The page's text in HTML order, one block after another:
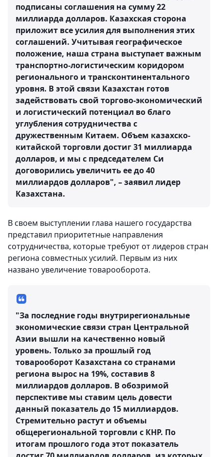
подписаны соглашения на сумму 22
миллиарда долларов. Казахская сторона
приложит все усилия для выполнения этих
соглашений. Учитывая географическое
положение, наша страна выступает важным
транспортно-логистическим коридором
регионального и трансконтинентального
уровня. В этой связи Казахстан готов
задействовать свой торгово-экономический
и логистический потенциал во благо
углубления сотрудничества с
дружественным Китаем. Объем казахско-
китайской торговли достиг 31 миллиарда
долларов, и мы с председателем Си
договорились увеличить ее до 40
миллиардов долларов", – заявил лидер
Казахстана.
В своем выступлении глава нашего государства
представил приоритетные направления
сотрудничества, которые требуют от лидеров стран
региона совместных усилий. Первым из них
названо увеличение товарооборота.
"За последние годы внутрирегиональные
экономические связи стран Центральной
Азии вышли на качественно новый
уровень. Только за прошлый год
товарооборот Казахстана со странами
региона вырос на 19%, составив 8
миллиардов долларов. В обозримой
перспективе мы ставим цель довести
данный показатель до 15 миллиардов.
Стремительно растут и объемы
общерегиональной торговли с КНР. По
итогам прошлого года этот показатель